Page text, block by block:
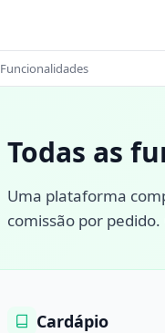
Funcionalidades
Todas as
Uma plataforma
comissão por
Cardápio